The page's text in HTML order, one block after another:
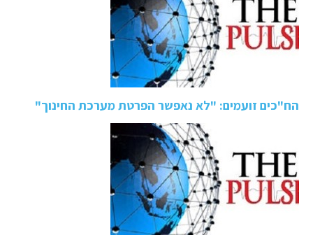
הח"כים זועמים: "לא נאפשר הפרטת מערכת החינוך"